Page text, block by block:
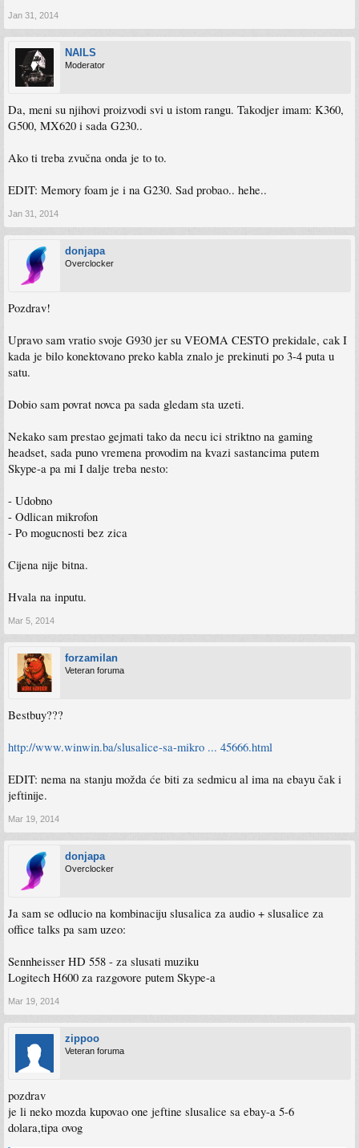
Jan 31, 2014
NAILS
Moderator
Da, meni su njihovi proizvodi svi u istom rangu. Takodjer imam: K360,
G500, MX620 i sada G230..
Ako ti treba zvučna onda je to to.
EDIT: Memory foam je i na G230. Sad probao.. hehe..
Jan 31, 2014
donjapa
Overclocker
Pozdrav!
Upravo sam vratio svoje G930 jer su VEOMA CESTO prekidale, cak I
kada je bilo konektovano preko kabla znalo je prekinuti po 3-4 puta u
satu.
Dobio sam povrat novca pa sada gledam sta uzeti.
Nekako sam prestao gejmati tako da necu ici striktno na gaming
headset, sada puno vremena provodim na kvazi sastancima putem
Skype-a pa mi I dalje treba nesto:
- Udobno
- Odlican mikrofon
- Po mogucnosti bez zica
Cijena nije bitna.
Hvala na inputu.
Mar 5, 2014
forzamilan
Veteran foruma
Bestbuy???
http://www.winwin.ba/slusalice-sa-mikro ... 45666.html
EDIT: nema na stanju možda će biti za sedmicu al ima na ebayu čak i
jeftinije.
Mar 19, 2014
donjapa
Overclocker
Ja sam se odlucio na kombinaciju slusalica za audio + slusalice za
office talks pa sam uzeo:
Sennheisser HD 558 - za slusati muziku
Logitech H600 za razgovore putem Skype-a
Mar 19, 2014
zippoo
Veteran foruma
pozdrav
je li neko mozda kupovao one jeftine slusalice sa ebay-a 5-6
dolara,tipa ovog